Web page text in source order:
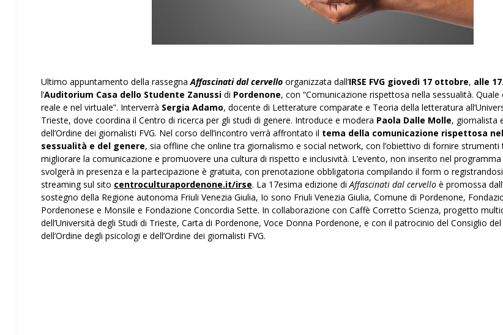
Ultimo appuntamento della rassegnaAffascinati dal cervello organizzata dall’IRSE FVG giovedì 17 ottobre, alle
l’Auditorium Casa dello Studente Zanussi di Pordenone, con “Comunicazione rispettosa nella sessualità.
reale e nel virtuale”. Interverrà Sergia Adamo, docente di Letterature comparate e Teoria della letteratura
Trieste, dove coordina il Centro di ricerca per gli studi di genere. Introduce e modera Paola Dalle Molle, giornalista
dell’Ordine dei giornalisti FVG. Nel corso dell’incontro verrà affrontato il tema della comunicazione rispettosa
sessualità e del genere, sia offline che online tra giornalismo e social network, con l’obiettivo di fornire strumenti
migliorare la comunicazione e promuovere una cultura di rispetto e inclusività. L’evento, non inserito nel
svolgerà in presenza e la partecipazione è gratuita, con prenotazione obbligatoria compilando il form o
streaming sul sito centroculturapordenone.it/irse. La 17esima edizione diAffascinati dal cervello è promossa
sostegno della Regione autonoma Friuli Venezia Giulia, Io sono Friuli Venezia Giulia, Comune di Pordenone,
Pordenonese e Monsile e Fondazione Concordia Sette. In collaborazione con Caffè Corretto Scienza, progetto
dell’Università degli Studi di Trieste, Carta di Pordenone, Voce Donna Pordenone, e con il patrocinio del Consiglio del
dell’Ordine degli psicologi e dell’Ordine dei giornalisti FVG.